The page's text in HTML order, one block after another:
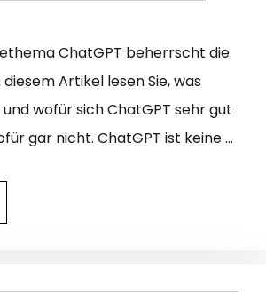
ChatGPT beherrscht die
Artikel lesen Sie, was
wofür sich ChatGPT sehr gut
gar nicht. ChatGPT ist keine …